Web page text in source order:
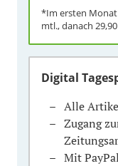
*Im ersten Monat
mtl., danach
Digital
Alle
Zugang
Mit